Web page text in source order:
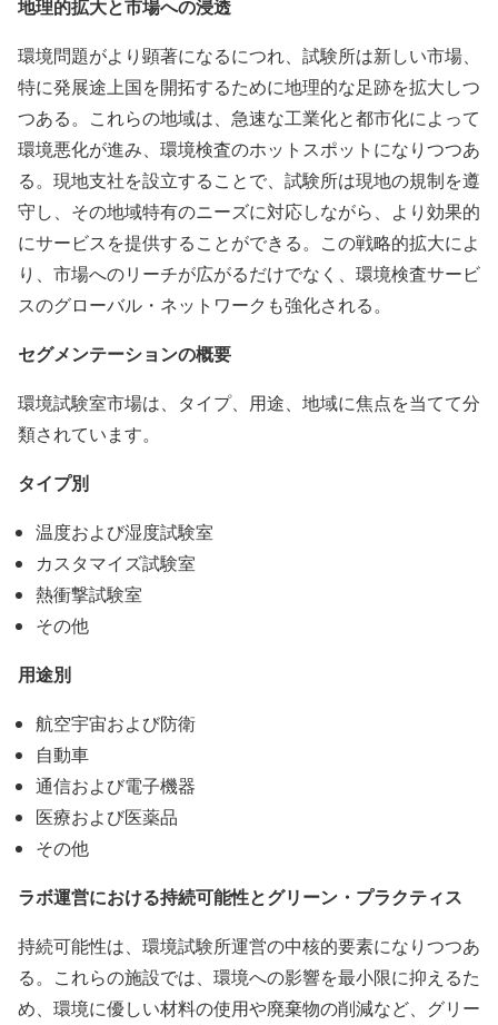
地理的拡大と市場への浸透
環境問題がより顕著になるにつれ、試験所は新しい市場、
特に発展途上国を開拓するために地理的な足跡を拡大しつ
つある。これらの地域は、急速な工業化と都市化によって
環境悪化が進み、環境検査のホットスポットになりつつあ
る。現地支社を設立することで、試験所は現地の規制を遵
守し、その地域特有のニーズに対応しながら、より効果的
にサービスを提供することができる。この戦略的拡大によ
り、市場へのリーチが広がるだけでなく、環境検査サービ
スのグローバル・ネットワークも強化される。
セグメンテーションの概要
環境試験室市場は、タイプ、用途、地域に焦点を当てて分
類されています。
タイプ別
温度および湿度試験室
カスタマイズ試験室
熱衝撃試験室
その他
用途別
航空宇宙および防衛
自動車
通信および電子機器
医療および医薬品
その他
ラボ運営における持続可能性とグリーン・プラクティス
持続可能性は、環境試験所運営の中核的要素になりつつあ
る。これらの施設では、環境への影響を最小限に抑えるた
め、環境に優しい材料の使用や廃棄物の削減など、グリー